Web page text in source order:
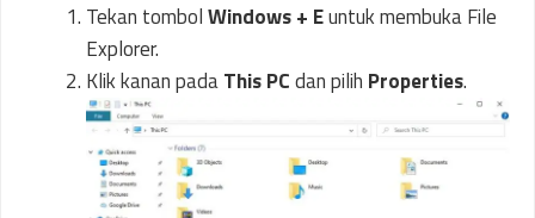
Tekan tombolWindows + Euntuk membuka File
Explorer.
Klik kanan padaThis PCdan pilih Properties.